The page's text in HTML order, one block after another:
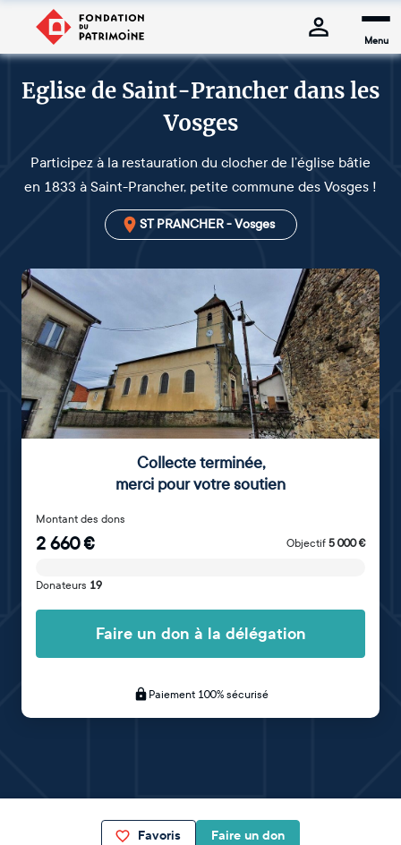
Menu
Eglise de Saint-Prancher dans les
Vosges
Participez à la restauration du clocher de l’église bâtie
en 1833 à Saint-Prancher, petite commune des Vosges !
ST PRANCHER - Vosges
Collecte terminée,
merci pour votre soutien
Montant des dons
2 660€ Objectif 5 000€
Donateurs 19
Faire un don à la délégation
Paiement 100% sécurisé
Favoris Faire un don